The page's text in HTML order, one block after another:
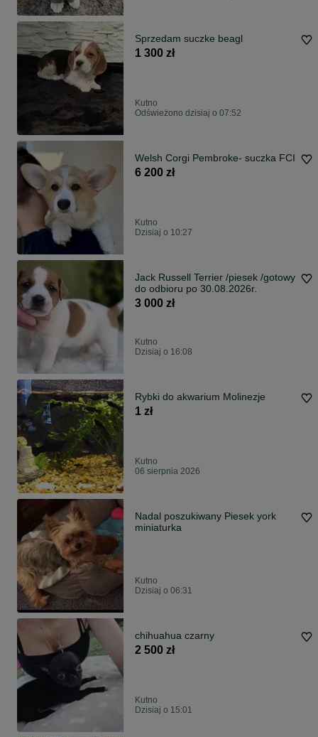
Sprzedam suczke beagl
1 300 zł
Kutno
Odświeżono dzisiaj o 07:52
Welsh Corgi Pembroke- suczka FCI
6 200 zł
Kutno
Dzisiaj o 10:27
Jack Russell Terrier /piesek /gotowy
do odbioru po 30.08.2026r.
3 000 zł
Kutno
Dzisiaj o 16:08
Rybki do akwarium Molinezje
1 zł
Kutno
06 sierpnia 2026
Nadal poszukiwany Piesek york
miniaturka
Kutno
Dzisiaj o 06:31
chihuahua czarny
2 500 zł
Kutno
Dzisiaj o 15:01